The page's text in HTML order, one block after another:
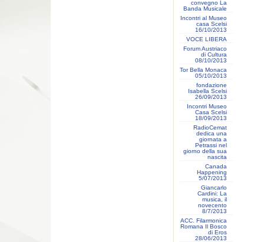
convegno La
Banda Musicale
Incontri al Museo
casa Scelsi
16/10/2013
VOCE LIBERA
Forum Austriaco
di Cultura
08/10/2013
Tor Bella Monaca
05/10/2013
fondazione
Isabella Scelsi
26/09/2013
Incontri Museo
Casa Scelsi
18/09/2013
RadioCemat
dedica una
giornata a
Petrassi nel
giorno della sua
nascita
Canada
Happening
5/07/2013
Giancarlo
Cardini: La
musica, il
novecento
8/7/2013
ACC. Filarmonica
Romana Il Bosco
di Eros
28/06/2013